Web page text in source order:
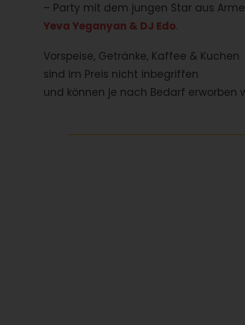
– Party mit dem jungen Star aus
Yeva Yeganyan & DJ Edo.
Vorspeise, Getränke, Kaffee & Kuchen
sind im Preis nicht inbegriffen
und können je nach Bedarf erworben